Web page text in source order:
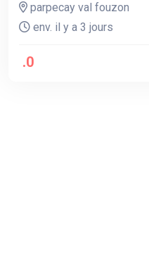
parpecay val fouzon
env. il y a 3 jours
.0